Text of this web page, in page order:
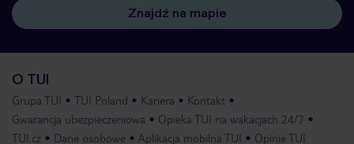
Znajdź na mapie
O TUI
Grupa TUI TUI Poland Kariera
Kontakt
Gwarancja ubezpieczeniowa
Opieka TUI na wakacjach 24/7
TUI.cz
Dane osobowe Aplikacja mobilna TUI Opinie TUI